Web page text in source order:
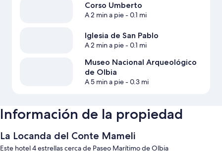
Corso Umberto
A 2 min a pie- 0.1 mi
Iglesia de San Pablo
A 2 min a pie- 0.1 mi
Museo Nacional Arqueológico
de Olbia
A 5 min a pie- 0.3 mi
Información de la propiedad
La Locanda del Conte Mameli
Este hotel 4 estrellas cerca de Paseo Marítimo de Olbia